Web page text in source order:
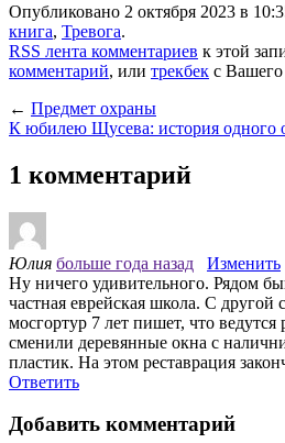
Опубликовано 2 октября 2023 в
книга, Тревога.
RSS лента комментариев к этой
комментарий, или трекбек с Вашего
← Предмет охраны
К юбилею Щусева: история одного
1 комментарий
Юлия больше года назад
Изменить
Ну ничего удивительного. Рядом
частная еврейская школа. С
мосгортур 7 лет пишет, что
сменили деревянные окна с
пластик. На этом реставрация
Ответить
Добавить комментарий